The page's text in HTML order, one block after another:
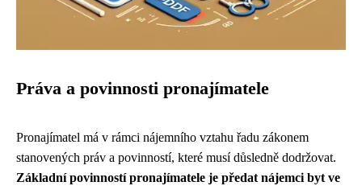
Práva a povinnosti pronajímatele
Pronajímatel má v rámci nájemního vztahu řadu zákonem
stanovených práv a povinností, které musí důsledně dodržovat.
Základní povinností pronajímatele je předat nájemci byt ve